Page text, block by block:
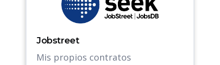
Jobstreet
Mis propios contratos